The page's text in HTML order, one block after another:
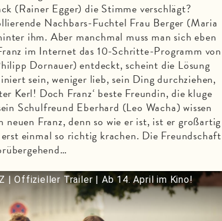
(Rainer Egger) die Stimme verschlägt?
Nachbars-Fuchtel Frau Berger (Maria
ihm. Aber manchmal muss man sich eben
im Internet das 10-Schritte-Programm von
Dornauer) entdeckt, scheint die Lösung
sein, weniger lieb, sein Ding durchziehen,
Kerl! Doch Franz‘ beste Freundin, die kluge
Schulfreund Eberhard (Leo Wacha) wissen
neuen Franz, denn so wie er ist, ist er großartig
einmal so richtig krachen. Die Freundschaft
| Offizieller Trailer | Ab 14. April im Kino!